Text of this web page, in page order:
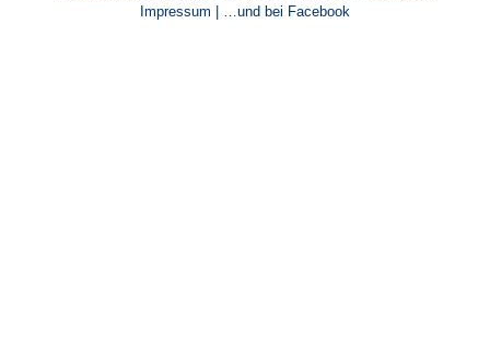
Impressum | …und bei Facebook